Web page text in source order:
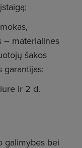
– materialines
šakos
ir 2 d.
galimybes bei